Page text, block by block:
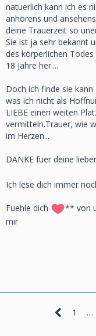
natuerlich kann ich es
anhörens und
deine Trauerzeit so
Sie ist ja sehr bekannt
des körperlichen
18 Jahre her....
Doch ich finde sie
was ich nicht als
LIEBE einen weiten
vermitteln.Trauer, wie
im Herzen...
DANKE fuer deine
Ich lese dich immer
Fuehle dich
** von
mir
1 …